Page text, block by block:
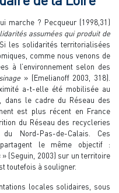
marche ? Pecqueur (1998,31)
assumées qui produit de
les solidarités territorialisées
comme nous venons de
à l’environnement selon des
» (Emelianoff 2003, 318).
a-t-elle été mobilisée au
dans le cadre du Réseau des
est plus récent en France
du Réseau des recycleries
Nord-Pas-de-Calais. Ces
le même objectif :
» (Seguin, 2003) sur un territoire
toutefois à souligner.
locales solidaires, sous